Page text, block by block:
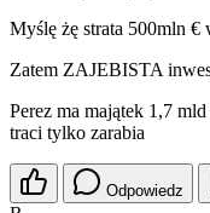
Myślę żę strata 500mln €
Zatem ZAJEBISTA
Perez ma majątek 1,7
traci tylko zarabia
Odpowiedz